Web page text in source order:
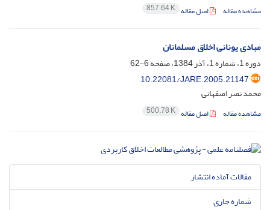
مشاهده مقاله اصل مقاله 857.64 K
مبادی یونانی اخلاق مسلمانان
دوره 1، شماره 1، آذر 1384، صفحه
6-62
10.22081/JARE.2005.21147
محمد نصر اصفهانی
مشاهده مقاله اصل مقاله 500.78 K
مقالات آماده انتشار
شماره جاری